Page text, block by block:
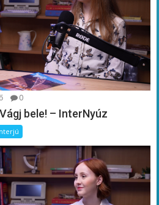
0
bele! – InterNyúz